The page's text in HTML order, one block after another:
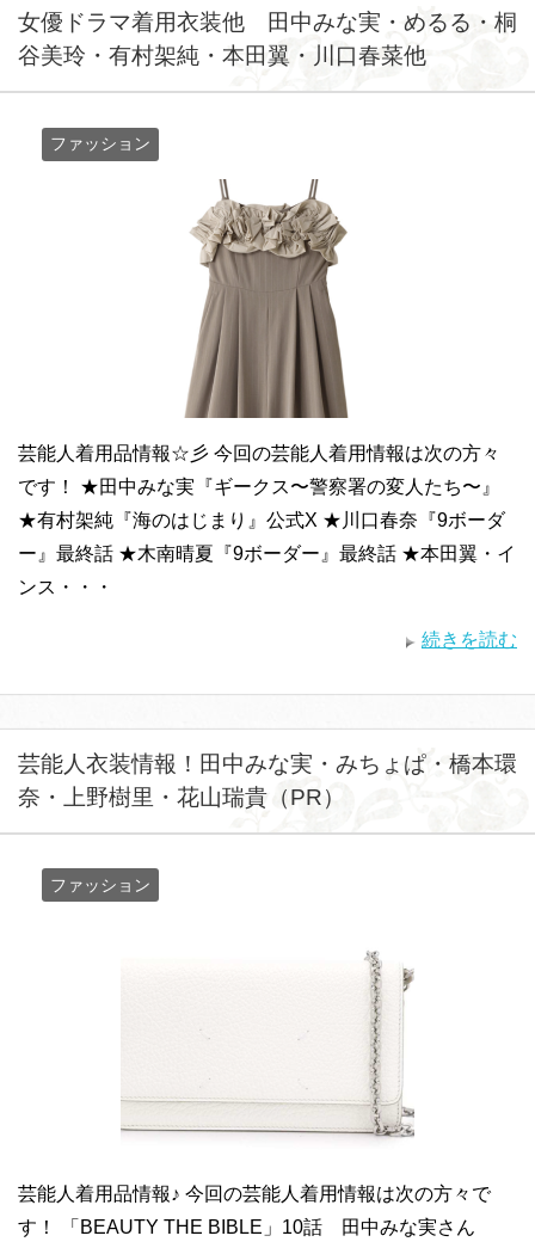
女優ドラマ着用衣装他 田中みな実・めるる・桐
谷美玲・有村架純・本田翼・川口春菜他
ファッション
芸能人着用品情報☆彡 今回の芸能人着用情報は次の方々
です！ ★田中みな実『ギークス〜警察署の変人たち〜』
★有村架純『海のはじまり』公式X ★川口春奈『9ボーダ
ー』最終話 ★木南晴夏『9ボーダー』最終話 ★本田翼・イ
ンス・・・
続きを読む
芸能人衣装情報！田中みな実・みちょぱ・橋本環
奈・上野樹里・花山瑞貴（PR）
ファッション
芸能人着用品情報♪ 今回の芸能人着用情報は次の方々で
す！ 「BEAUTY THE BIBLE」10話 田中みな実さん